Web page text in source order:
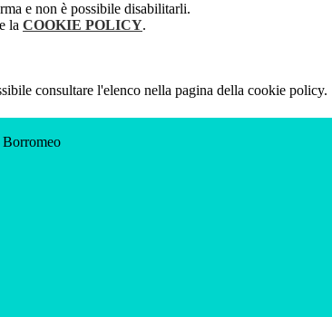
e non è possibile disabilitarli.
la COOKIE POLICY.
consultare l'elenco nella pagina della cookie policy.